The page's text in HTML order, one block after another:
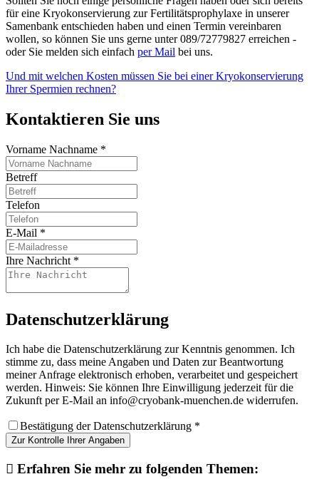
für eine Kryokonservierung zur Fertilitätsprophylaxe in unserer
Samenbank entschieden haben und einen Termin vereinbaren
wollen, so können Sie uns gerne unter 089/72779827 erreichen -
oder Sie melden sich einfach per Mail bei uns.
Und mit welchen Kosten müssen Sie bei einer Kryokonservierung
Ihrer Spermien rechnen?
Kontaktieren Sie uns
Vorname Nachname *
Betreff
Telefon
E-Mail *
Ihre Nachricht *
Datenschutzerklärung
Ich habe die Datenschutzerklärung zur Kenntnis genommen. Ich
stimme zu, dass meine Angaben und Daten zur Beantwortung
meiner Anfrage elektronisch erhoben, verarbeitet und gespeichert
werden. Hinweis: Sie können Ihre Einwilligung jederzeit für die
Zukunft per E-Mail an info@cryobank-muenchen.de widerrufen.
Bestätigung der Datenschutzerklärung *
Zur Kontrolle Ihrer Angaben
Erfahren Sie mehr zu folgenden Themen: